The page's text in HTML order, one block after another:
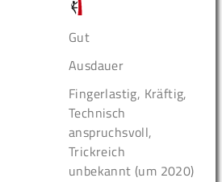
Gut
Ausdauer
Fingerlastig, Kräftig,
Technisch
anspruchsvoll,
Trickreich
unbekannt (um 2020)